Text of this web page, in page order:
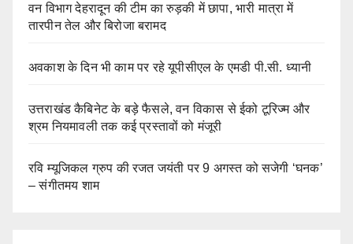
वन विभाग देहरादून की टीम का रुड़की में छापा, भारी मात्रा में
तारपीन तेल और बिरोजा बरामद
अवकाश के दिन भी काम पर रहे यूपीसीएल के एमडी पी.सी. ध्यानी
उत्तराखंड कैबिनेट के बड़े फैसले, वन विकास से ईको टूरिज्म और
श्रम नियमावली तक कई प्रस्तावों को मंजूरी
रवि म्यूजिकल ग्रुप की रजत जयंती पर 9 अगस्त को सजेगी ‘घनक’
– संगीतमय शाम